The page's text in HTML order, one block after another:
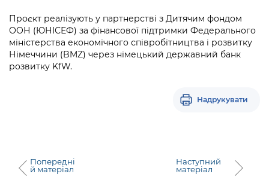
Проєкт реалізують у партнерстві з Дитячим фондом
ООН (ЮНІСЕФ) за фінансової підтримки Федерального
міністерства економічного співробітництва і розвитку
Німеччини (BMZ) через німецький державний банк
розвитку KfW.
Надрукувати
Попередні
й матеріал
Наступний
матеріал